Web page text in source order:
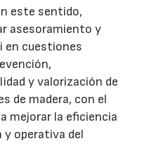
este sentido,
asesoramiento y
en cuestiones
y valorización de
de madera, con el
mejorar la eficiencia
y operativa del